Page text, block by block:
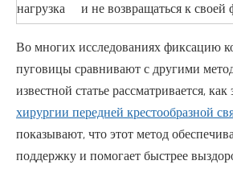
нагрузка
и не возвращаться к своей
Во многих исследованиях фиксацию
пуговицы сравнивают с другими
известной статье рассматривается, как
хирургии передней крестообразной
показывают, что этот метод
поддержку и помогает быстрее